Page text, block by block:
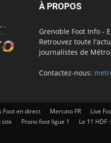
À PROPOS
Grenoble Foot Info -
Retrouvez toute
journalistes de
Contactez-nous:
Foot en direct Mercato FR Live
site
Prono foot ligue 1 Le 11 HDF